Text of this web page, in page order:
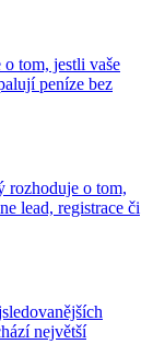
tom, jestli vaše
peníze bez
rozhoduje o tom,
lead, registrace či
největší